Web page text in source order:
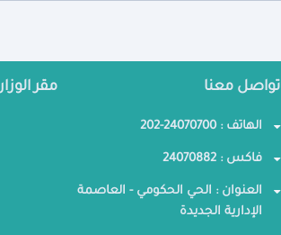
تواصل معنا
الهاتف : 24070700-202
فاكس : 24070882
العنوان : الحي الحكومي - العاصمة
الإدارية الجديدة
مقر